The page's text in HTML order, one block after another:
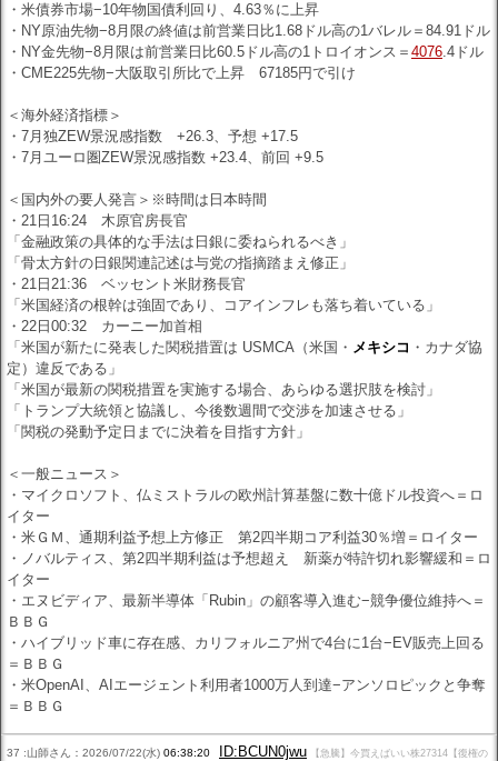
・米債券市場−10年物国債利回り、4.63％に上昇
・NY原油先物−8月限の終値は前営業日比1.68ドル高の1バレル＝84.91ドル
・NY金先物−8月限は前営業日比60.5ドル高の1トロイオンス＝ 4076.4ドル
・CME225先物−大阪取引所比で上昇 67185円で引け
＜海外経済指標＞
・7月独ZEW景況感指数 +26.3、予想 +17.5
・7月ユーロ圏ZEW景況感指数 +23.4、前回 +9.5
＜国内外の要人発言＞※時間は日本時間
・21日16:24 木原官房長官
「金融政策の具体的な手法は日銀に委ねられるべき」
「骨太方針の日銀関連記述は与党の指摘踏まえ修正」
・21日21:36 ベッセント米財務長官
「米国経済の根幹は強固であり、コアインフレも落ち着いている」
・22日00:32 カーニー加首相
「米国が新たに発表した関税措置は USMCA（米国・ メキシコ ・カナダ協
定）違反である」
「米国が最新の関税措置を実施する場合、あらゆる選択肢を検討」
「トランプ大統領と協議し、今後数週間で交渉を加速させる」
「関税の発動予定日までに決着を目指す方針」
＜一般ニュース＞
・マイクロソフト、仏ミストラルの欧州計算基盤に数十億ドル投資へ＝ロ
イター
・米ＧＭ、通期利益予想上方修正 第2四半期コア利益30％増＝ロイター
・ノバルティス、第2四半期利益は予想超え 新薬が特許切れ影響緩和＝ロ
イター
・エヌビディア、最新半導体「Rubin」の顧客導入進む−競争優位維持へ＝
ＢＢＧ
・ハイブリッド車に存在感、カリフォルニア州で4台に1台−EV販売上回る
＝ＢＢＧ
・米OpenAI、AIエージェント利用者1000万人到達−アンソロピックと争奪
＝ＢＢＧ
37 :山師さん：2026/07/22(水) 06:38:20 ID:BCUN0jwu
【急騰】今買えばいい株27314【復権の